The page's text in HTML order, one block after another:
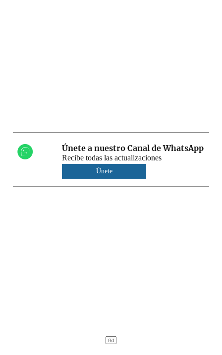
Únete a nuestro Canal de WhatsApp
Recibe todas las actualizaciones
Únete